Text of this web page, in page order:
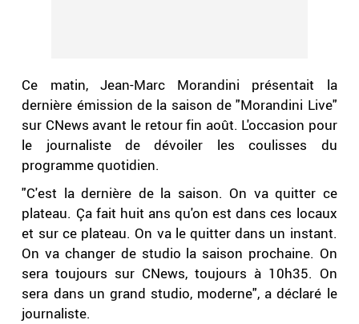
Ce matin, Jean-Marc Morandini présentait la
dernière émission de la saison de "Morandini Live"
sur CNews avant le retour fin août. L'occasion pour
le journaliste de dévoiler les coulisses du
programme quotidien.
"C'est la dernière de la saison. On va quitter ce
plateau. Ça fait huit ans qu'on est dans ces locaux
et sur ce plateau. On va le quitter dans un instant.
On va changer de studio la saison prochaine. On
sera toujours sur CNews, toujours à 10h35. On
sera dans un grand studio, moderne", a déclaré le
journaliste.